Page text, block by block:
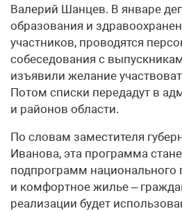
Валерий Шанцев. В январе
образования и
участников, проводятся
собеседования с
изъявили желание
Потом списки передадут в
и районов области.
По словам заместителя
Иванова, эта программа
подпрограмм национального
и комфортное жилье –
реализации будет